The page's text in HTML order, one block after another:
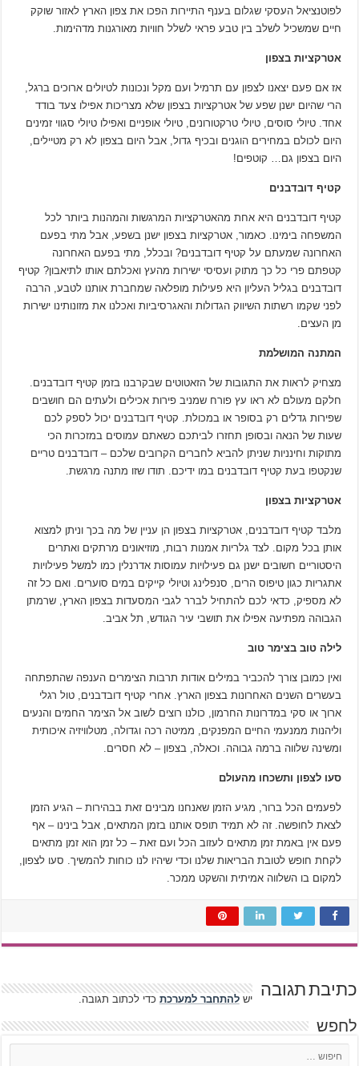
לפוטנציאל העסקי שגלום בענף התיירות הפכו את צפון הארץ לאזור שוקק
חיים שמשכיל לשלב בין טבע פראי לשלל חוויות מאורגנות מדהימות.
אטרקציות בצפון
אז אם פעם יצאנו לצפון עם תרמיל ועם מקל ונכונות לטיולים ארוכים ברגל,
הרי שהיום ישנן שפע של אטרקציות בצפון שלא מצריכות אפילו צעד בודד
אחד. טיולי סוסים, טיולי טרקטורונים, טיולי אופניים ואפילו טיולי סגווי זמינים
היום לכולם במחירים הוגנים ובכיף גדול, אבל היום בצפון לא רק מטיילים,
היום בצפון גם… קוטפים!
קטיף דובדבנים
קטיף דובדבנים היא אחת מהאטרקציות המרגשות והמהנות ביותר לכל
המשפחה בימינו. כאמור, אטרקציות בצפון ישנן בשפע, אבל מתי בפעם
האחרונה שמעתם על קטיף דובדבנים? ובכלל, מתי בפעם האחרונה
קטפתם פרי כל כך מתוק ועסיסי ישירות מהעץ ואכלתם אותו לתיאבון? קטיף
דובדבנים בגליל העליון היא פעילות מופלאה שמחברת אותנו לטבע, הרבה
לפני שקמו רשתות השיווק הגדולות והאגרסיביות ואכלנו את מזונותינו ישירות
מן העצים.
המתנה המושלמת
מצחיק לראות את התגובות של הזאטוטים שבקרבנו בזמן קטיף דובדבנים.
חלקם מעולם לא ראו עץ פורח שמניב פירות אכילים ולעתים הם חושבים
שפירות גדלים רק בסופר או במכולת. קטיף דובדבנים יכול לספק לכם
שעות של הנאה ובסופן תחזרו לביתכם כשאתם עמוסים במזכרות הכי
מתוקות וחינניות שניתן להביא לחברים הקרובים שלכם – דובדבנים טריים
שנקטפו בעת קטיף דובדבנים במו ידיכם. תודו שזו מתנה מרגשת.
אטרקציות בצפון
מלבד קטיף דובדבנים, אטרקציות בצפון הן עניין של מה בכך וניתן למצוא
אותן בכל מקום. לצד גלריות אמנות רבות, מוזיאונים מרתקים ואתרים
היסטוריים חשובים ישנן גם פעילויות עמוסות אדרנלין כמו למשל פעילויות
אתגריות כגון טיפוס הרים, סנפלינג וטיולי קייקים במים סוערים. ואם כל זה
לא מספיק, כדאי לכם להתחיל לברר לגבי המסעדות בצפון הארץ, שרמתן
הגבוהה מפתיעה אפילו את תושבי עיר הגודש, תל אביב.
לילה טוב בצימר טוב
ואין כמובן צורך להכביר במילים אודות תרבות הצימרים הענפה שהתפתחה
בעשרים השנים האחרונות בצפון הארץ. אחרי קטיף דובדבנים, טול רגלי
ארוך או סקי במדרונות החרמון, כולנו רוצים לשוב אל הצימר החמים והנעים
וליהנות ממנעמי החיים המפנקים, ממיטה רכה וגדולה, מטלוויזיה איכותית
ומשינה שלווה ברמה גבוהה. וכאלה, בצפון – לא חסרים.
סעו לצפון ותשכחו מהעולם
לפעמים הכל ברור, מגיע הזמן שאנחנו מבינים זאת בבהירות – הגיע הזמן
לצאת לחופשה. זה לא תמיד תופס אותנו בזמן המתאים, אבל בינינו – אף
פעם אין באמת זמן מתאים לעזוב הכל ועם זאת – כל זמן הוא זמן מתאים
לקחת חופש לטובת הבריאות שלנו וכדי שיהיו לנו כוחות להמשיך. סעו לצפון,
למקום בו השלווה אמיתית והשקט ממכר.
כתיבת תגובה ישלהתחבר למערכת כדי לכתוב תגובה.
לחפש